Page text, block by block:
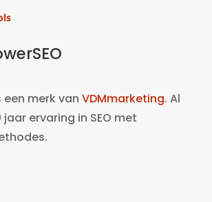
een merk van VDMmarketing. Al
jaar ervaring in SEO met